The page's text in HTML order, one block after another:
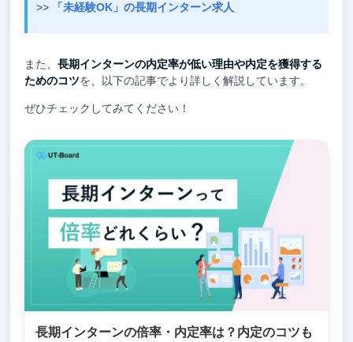
>> 「未経験OK」の長期インターン求人
また、 長期インターンの内定率が低い理由や内定を獲得する
ためのコツを、以下の記事でより詳しく解説しています。
ぜひチェックしてみてください！
長期インターンの倍率・内定率は？内定のコツも